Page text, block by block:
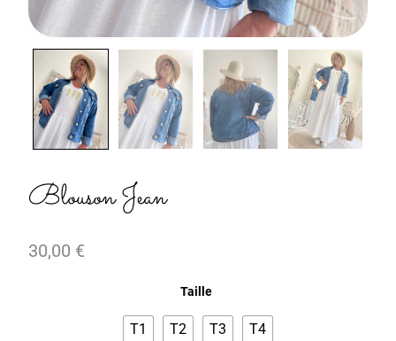
Blouson Jean
30,00 €
Taille
T1 T2 T3 T4